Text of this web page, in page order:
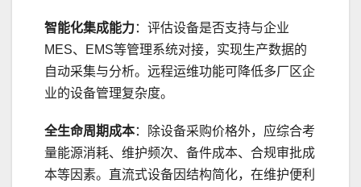
智能化集成能力：评估设备是否支持与企业
MES、EMS等管理系统对接，实现生产数据的
自动采集与分析。远程运维功能可降低多厂区企
业的设备管理复杂度。
全生命周期成本：除设备采购价格外，应综合考
量能源消耗、维护频次、备件成本、合规审批成
本等因素。直流式设备因结构简化，在维护便利